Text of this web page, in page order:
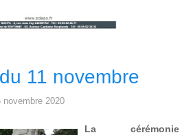
11 novembre
novembre 2020
La cérémonie